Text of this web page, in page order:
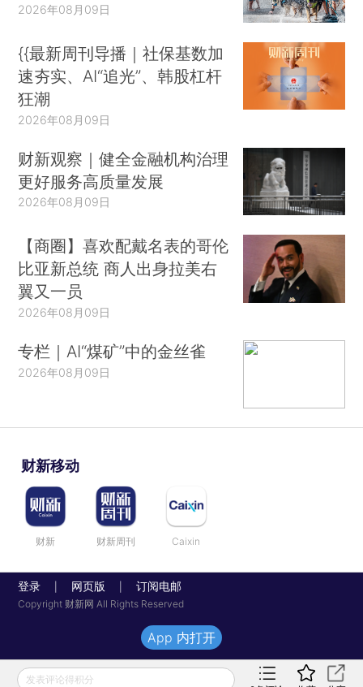
2026年08月09日
{{最新周刊导播｜社保基数加
速夯实、AI“追光”、韩股杠杆
狂潮
2026年08月09日
财新观察｜健全金融机构治理
更好服务高质量发展
2026年08月09日
【商圈】喜欢配戴名表的哥伦
比亚新总统 商人出身拉美右
翼又一员
2026年08月09日
专栏｜AI“煤矿”中的金丝雀
2026年08月09日
财新移动
财新 财新周刊 Caixin
登录 网页版 订阅电邮
Copyright 财新网 All Rights Reserved
发表评论得积分
App 内打开